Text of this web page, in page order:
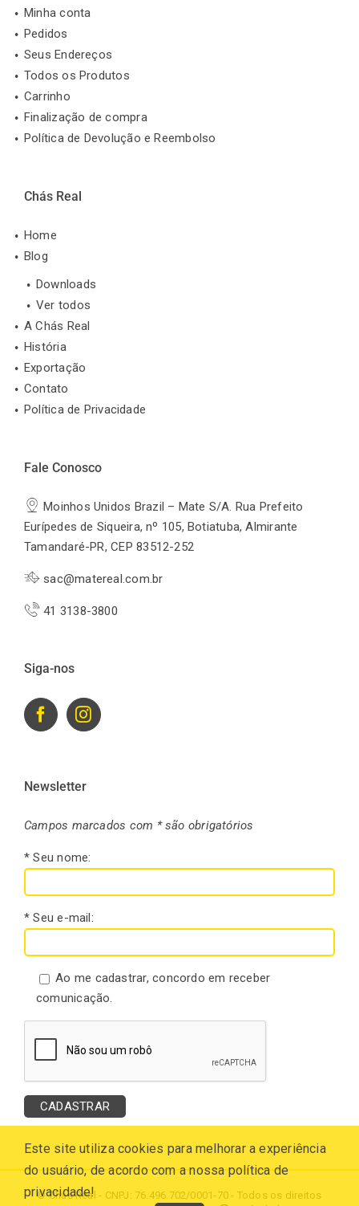
Minha conta
Pedidos
Seus Endereços
Todos os Produtos
Carrinho
Finalização de compra
Política de Devolução e Reembolso
Chás Real
Home
Blog
Downloads
Ver todos
A Chás Real
História
Exportação
Contato
Política de Privacidade
Fale Conosco
Moinhos Unidos Brazil – Mate S/A. Rua Prefeito
Eurípedes de Siqueira, nº 105, Botiatuba, Almirante
Tamandaré-PR, CEP 83512-252
sac@matereal.com.br
41 3138-3800
Siga-nos
Newsletter
Campos marcados com * são obrigatórios
* Seu nome:
* Seu e-mail:
Ao me cadastrar, concordo em receber
comunicação.
© Chás Real - CNPJ: 76.496.702/0001-70 - Todos os direitos
Este site utiliza cookies para melhorar a experiência
do usuário, de acordo com a nossa política de
privacidade!